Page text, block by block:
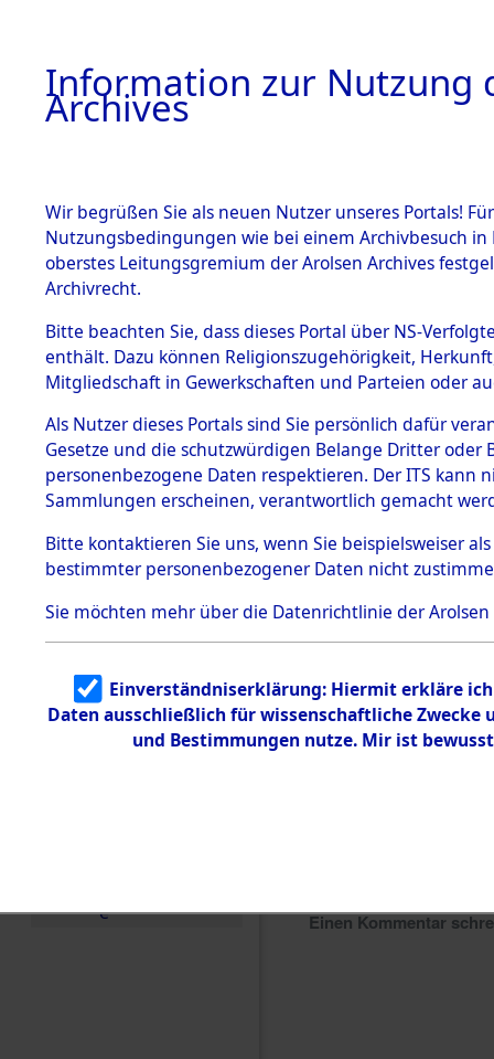
BESTÄNDE
1.
mente
5. Verschiedenes
5.3
Todesmärsche
5.3.1 Alliierte
Erhebungen
zu
Todesmärsch
en
5.3.2
Identifizierun
5.3.3
Todesmärsch
e
Listen
0014
Einen Kommentar
Information zur Nutzung
Archives
Wir begrüßen Sie als neuen Nutzer unseres Portals!
Nutzungsbedingungen wie bei einem Archivbesuch
oberstes Leitungsgremium der Arolsen Archives
Archivrecht.
Bitte beachten Sie, dass dieses Portal über NS-
enthält. Dazu können Religionszugehörigkeit,
Mitgliedschaft in Gewerkschaften und Parteien oder
Als Nutzer dieses Portals sind Sie persönlich dafür
Gesetze und die schutzwürdigen Belange Dritter
personenbezogene Daten respektieren. Der ITS
Sammlungen erscheinen, verantwortlich gemacht
Bitte kontaktieren Sie uns, wenn Sie beispielsweiser
bestimmter personenbezogener Daten nicht
Sie möchten mehr über die Datenrichtlinie der Arolsen
Einverständniserklärung: Hiermit erkläre
Daten ausschließlich für wissenschaftliche
und Bestimmungen nutze. Mir ist